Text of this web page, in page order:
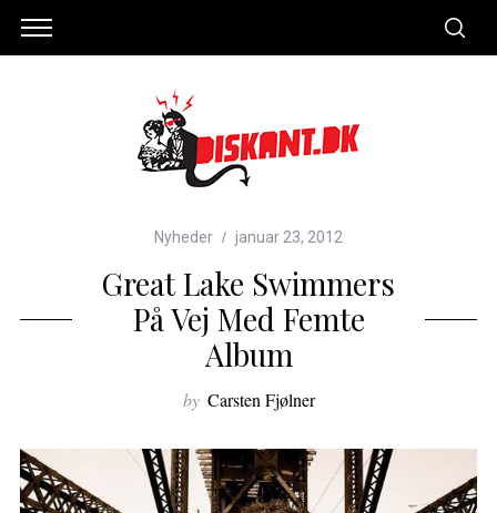
Nyheder januar 23, 2012
Great Lake Swimmers
På Vej Med Femte
Album
by Carsten Fjølner